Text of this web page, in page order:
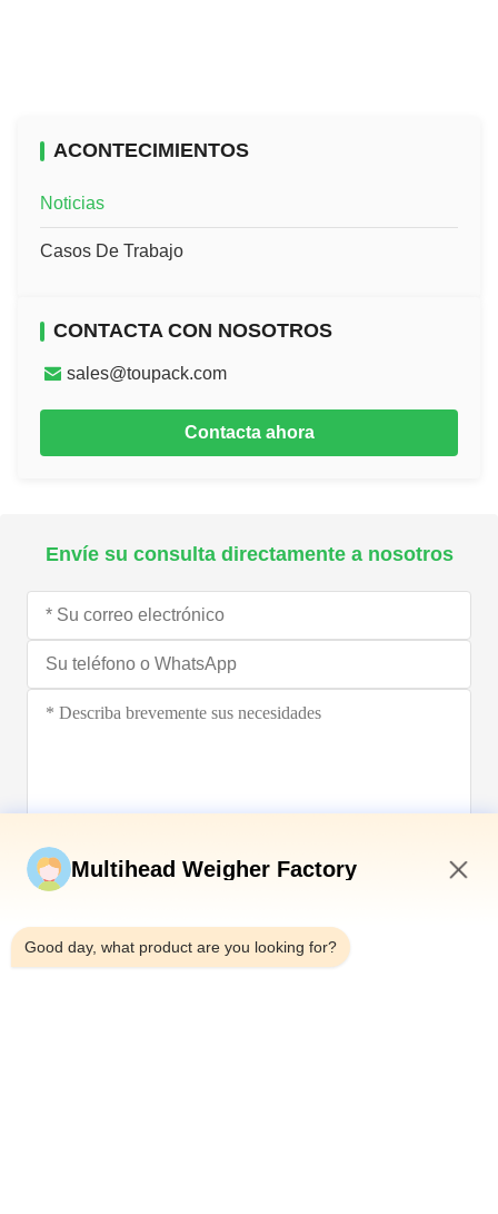
ACONTECIMIENTOS
Noticias
Casos De Trabajo
CONTACTA CON NOSOTROS
sales@toupack.com
Contacta ahora
Envíe su consulta directamente a nosotros
Multihead Weigher Factory
Good day, what product are you looking for?